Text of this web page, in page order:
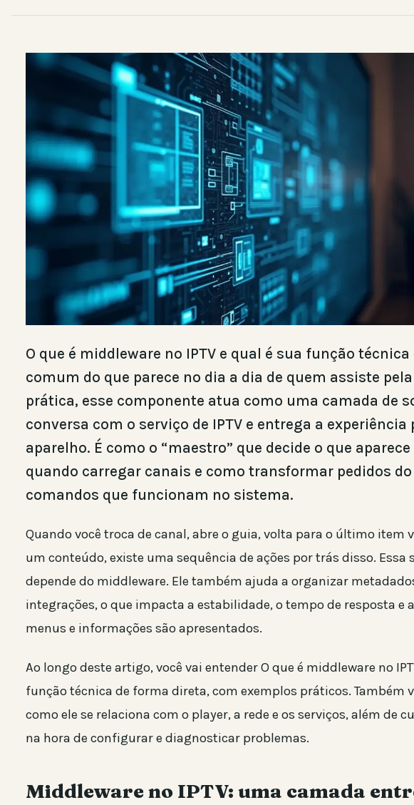
O que é middleware no IPTV e qual é sua função técnica
comum do que parece no dia a dia de quem assiste pela
prática, esse componente atua como uma camada de
conversa com o serviço de IPTV e entrega a experiência
aparelho. É como o “maestro” que decide o que
quando carregar canais e como transformar pedidos
comandos que funcionam no sistema.
Quando você troca de canal, abre o guia, volta para o último item
um conteúdo, existe uma sequência de ações por trás disso. Essa
depende do middleware. Ele também ajuda a organizar
integrações, o que impacta a estabilidade, o tempo de resposta e
menus e informações são apresentados.
Ao longo deste artigo, você vai entender O que é middleware no
função técnica de forma direta, com exemplos práticos. Também
como ele se relaciona com o player, a rede e os serviços, além de
na hora de configurar e diagnosticar problemas.
Middleware no IPTV: uma camada